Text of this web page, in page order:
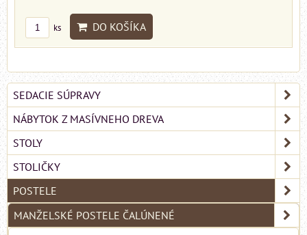
ks DO KOŠÍKA
SEDACIE SÚPRAVY
NÁBYTOK Z MASÍVNEHO DREVA
STOLY
STOLIČKY
POSTELE
MANŽELSKÉ POSTELE ČALÚNENÉ